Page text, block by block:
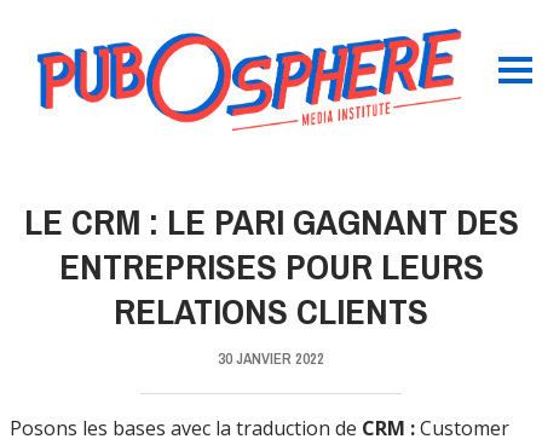
LE CRM : LE PARI GAGNANT DES
ENTREPRISES POUR LEURS
RELATIONS CLIENTS
30 JANVIER 2022
Posons les bases avec la traduction de CRM :Customer